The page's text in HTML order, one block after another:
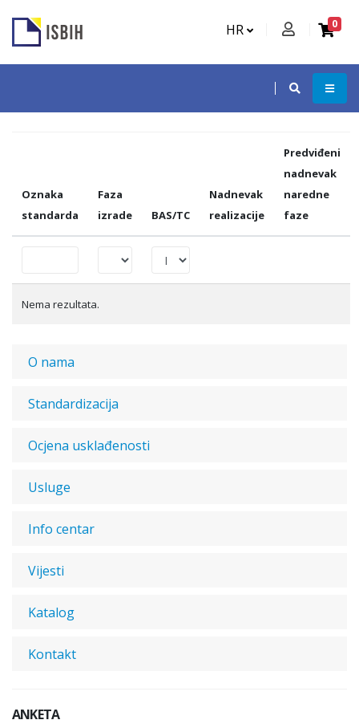
HR 0
Oznaka
standarda
Faza
izrade
BAS/TC
Nadnevak
realizacije
Predviđeni
nadnevak
naredne
faze
Nema rezultata.
O nama
Standardizacija
Ocjena usklađenosti
Usluge
Info centar
Vijesti
Katalog
Kontakt
ANKETA